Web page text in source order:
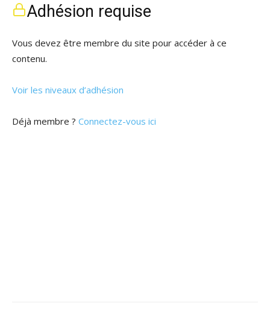
Adhésion requise
Vous devez être membre du site pour accéder à ce
contenu.
Voir les niveaux d’adhésion
Déjà membre ? Connectez-vous ici